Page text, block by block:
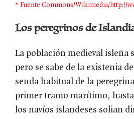
* Fuente Commons/Wikimedia/http://
Los peregrinos de
La población medieval isleña
pero se sabe de la existenia
senda habitual de la
primer tramo marítimo,
los navíos islandeses solian